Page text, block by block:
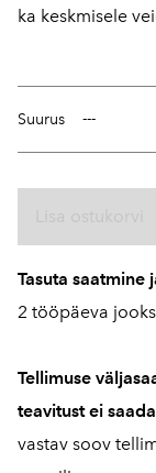
ka keskmisele
Suurus
Tasuta saatmine
2 tööpäeva
Tellimuse
teavitust ei
vastav soov